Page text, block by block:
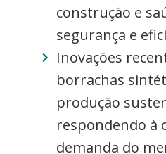
construção e
segurança e
Inovações
borrachas
produção
respondendo à
demanda do